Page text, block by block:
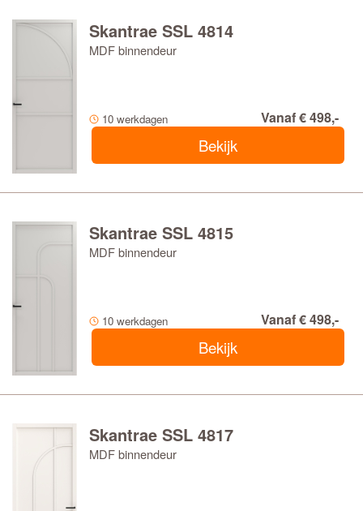
Skantrae SSL 4814
MDF binnendeur
10 werkdagen Vanaf € 498,-
Bekijk
Skantrae SSL 4815
MDF binnendeur
10 werkdagen Vanaf € 498,-
Bekijk
Skantrae SSL 4817
MDF binnendeur